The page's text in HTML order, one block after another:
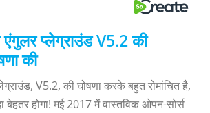
प्लेग्राउंड V5.2 की
की
V5.2, की घोषणा करके बहुत रोमांचित है,
बेहतर होगा! मई 2017 में वास्तविक ओपन-सोर्स